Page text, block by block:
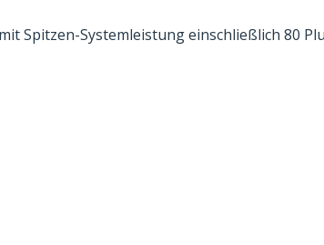
Spitzen-Systemleistung einschließlich 80